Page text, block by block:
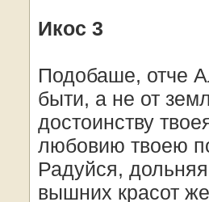
Икос 3
Подобаше, отче
быти, а не от
достоинству
любовию твоею
Радуйся,
вышних красот